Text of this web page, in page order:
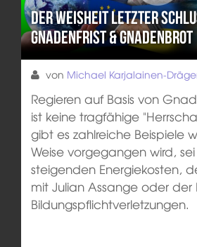
Der Weisheit letzter
Gnadenfrist & Gnadenbrot
von Michael Karjalainen-
Regieren auf Basis von
ist keine tragfähige
gibt es zahlreiche Beispiele
Weise vorgegangen wird,
steigenden Energiekosten,
mit Julian Assange oder der
Bildungspflichtverletzungen.